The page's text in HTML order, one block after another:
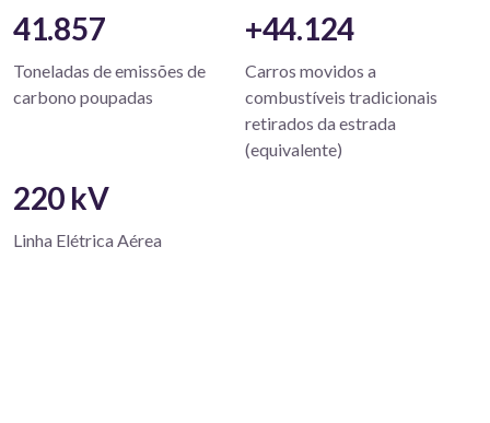
41.857
Toneladas de emissões de
carbono poupadas
+44.124
Carros movidos a
combustíveis tradicionais
retirados da estrada
(equivalente)
220 kV
Linha Elétrica Aérea